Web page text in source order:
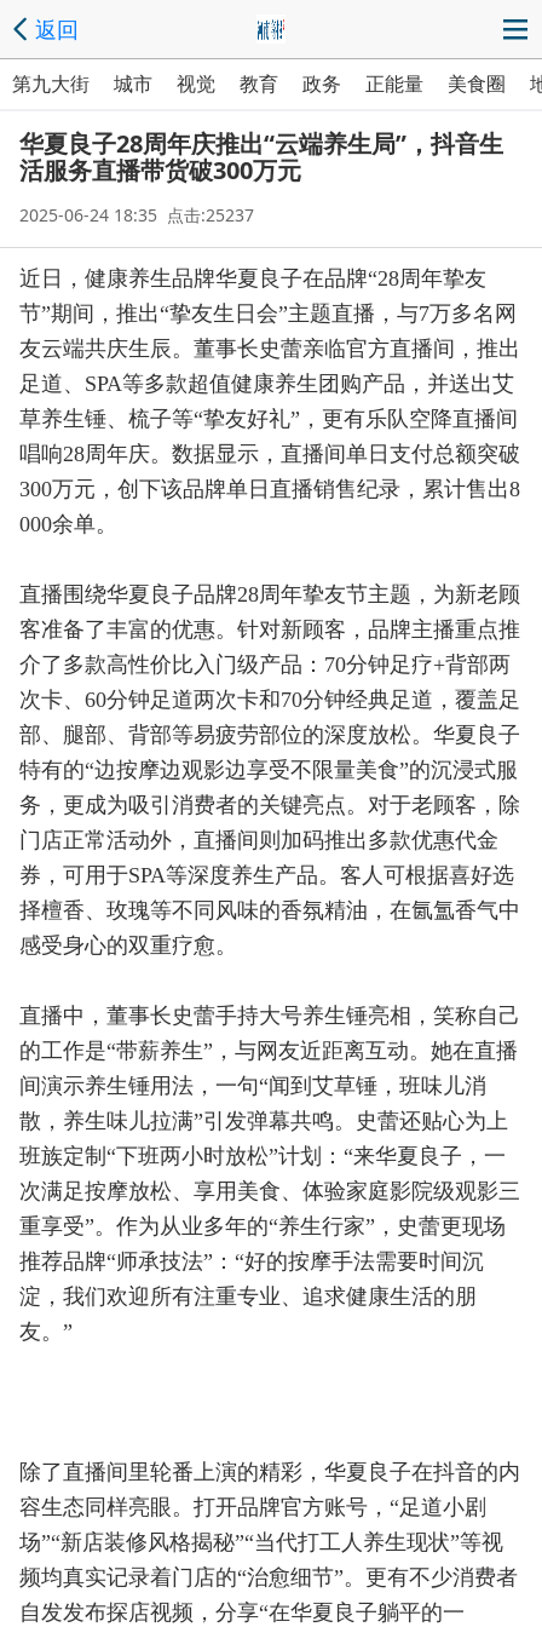
返回
第九大街 城市 视觉 教育 政务 正能量 美食圈
华夏良子28周年庆推出“云端养生局”，抖音生
活服务直播带货破300万元
2025-06-24 18:35 点击:25237
近日，健康养生品牌华夏良子在品牌“28周年挚友
节”期间，推出“挚友生日会”主题直播，与7万多名网
友云端共庆生辰。董事长史蕾亲临官方直播间，推出
足道、SPA等多款超值健康养生团购产品，并送出艾
草养生锤、梳子等“挚友好礼”，更有乐队空降直播间
唱响28周年庆。数据显示，直播间单日支付总额突破
300万元，创下该品牌单日直播销售纪录，累计售出8
000余单。
直播围绕华夏良子品牌28周年挚友节主题，为新老顾
客准备了丰富的优惠。针对新顾客，品牌主播重点推
介了多款高性价比入门级产品：70分钟足疗+背部两
次卡、60分钟足道两次卡和70分钟经典足道，覆盖足
部、腿部、背部等易疲劳部位的深度放松。华夏良子
特有的“边按摩边观影边享受不限量美食”的沉浸式服
务，更成为吸引消费者的关键亮点。对于老顾客，除
门店正常活动外，直播间则加码推出多款优惠代金
券，可用于SPA等深度养生产品。客人可根据喜好选
择檀香、玫瑰等不同风味的香氛精油，在氤氲香气中
感受身心的双重疗愈。
直播中，董事长史蕾手持大号养生锤亮相，笑称自己
的工作是“带薪养生”，与网友近距离互动。她在直播
间演示养生锤用法，一句“闻到艾草锤，班味儿消
散，养生味儿拉满”引发弹幕共鸣。史蕾还贴心为上
班族定制“下班两小时放松”计划：“来华夏良子，一
次满足按摩放松、享用美食、体验家庭影院级观影三
重享受”。作为从业多年的“养生行家”，史蕾更现场
推荐品牌“师承技法”：“好的按摩手法需要时间沉
淀，我们欢迎所有注重专业、追求健康生活的朋
友。”
除了直播间里轮番上演的精彩，华夏良子在抖音的内
容生态同样亮眼。打开品牌官方账号，“足道小剧
场”“新店装修风格揭秘”“当代打工人养生现状”等视
频均真实记录着门店的“治愈细节”。更有不少消费者
自发发布探店视频，分享“在华夏良子躺平的一